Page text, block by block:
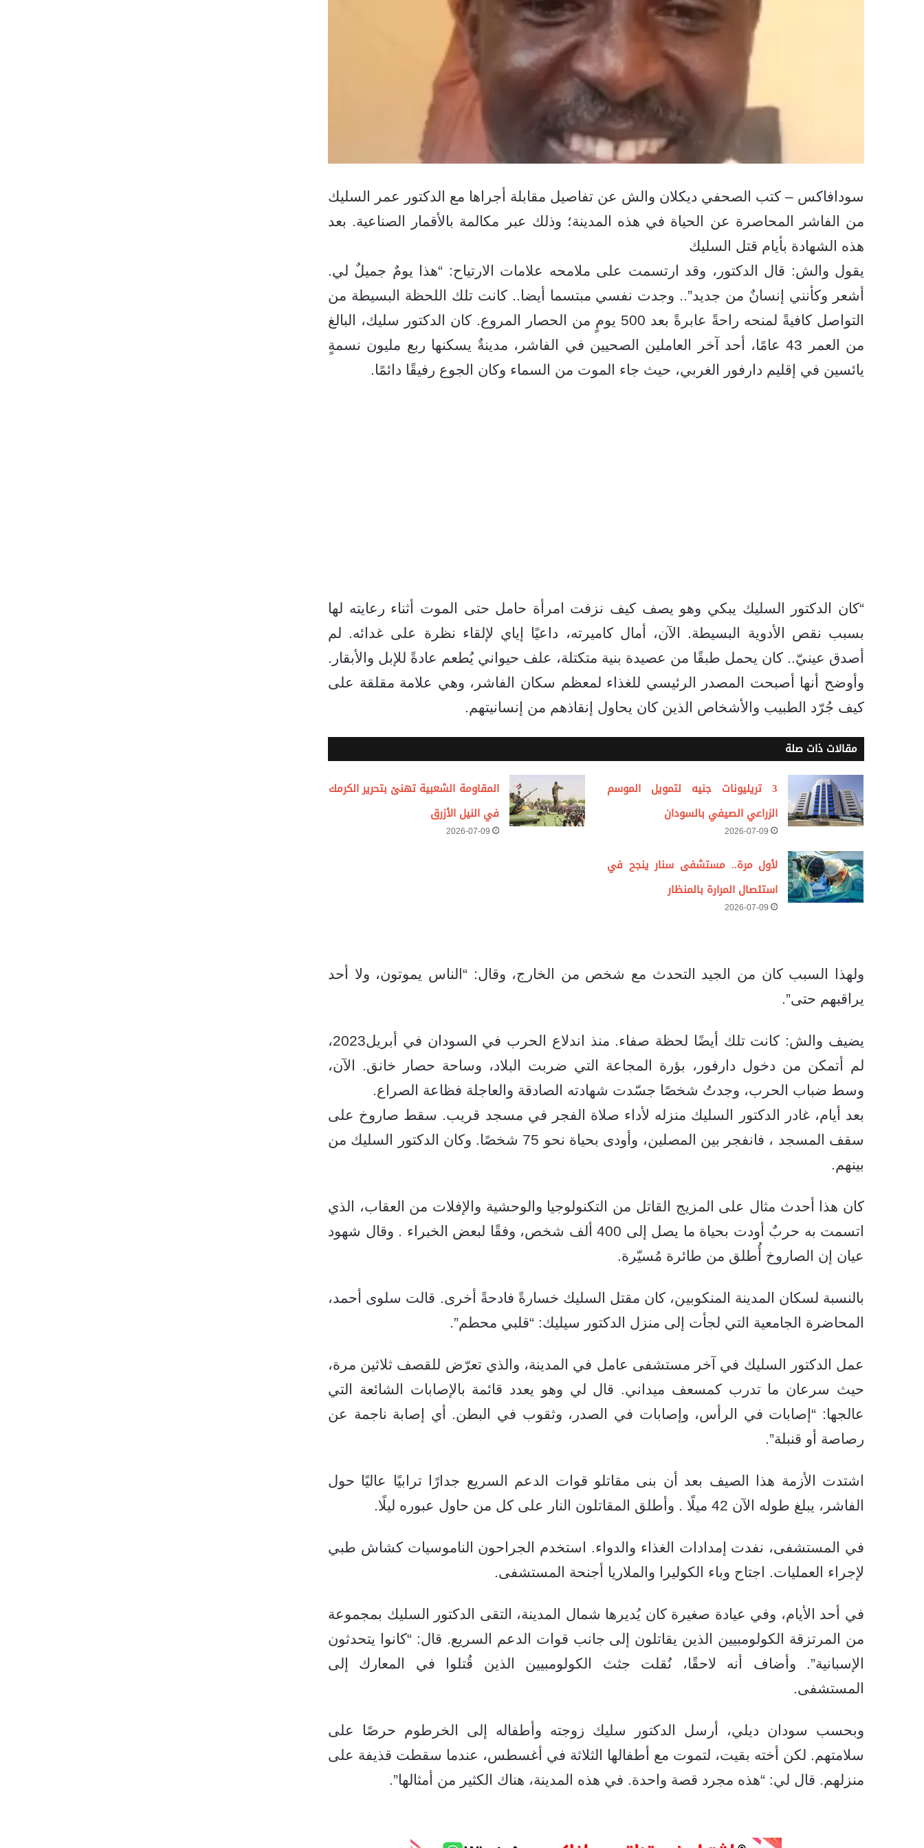
سودافاكس – كتب الصحفي ديكلان والش عن تفاصيل مقابلة أجراها مع الدكتور عمر السليك
من الفاشر المحاصرة عن الحياة في هذه المدينة؛ وذلك عبر مكالمة بالأقمار الصناعية. بعد
هذه الشهادة بأيام قتل السليك
يقول والش: قال الدكتور، وقد ارتسمت على ملامحه علامات الارتياح: “هذا يومٌ جميلٌ لي.
أشعر وكأنني إنسانٌ من جديد”.. وجدت نفسي مبتسما أيضا.. كانت تلك اللحظة البسيطة من
التواصل كافيةً لمنحه راحةً عابرةً بعد 500 يومٍ من الحصار المروع. كان الدكتور سليك، البالغ
من العمر 43 عامًا، أحد آخر العاملين الصحيين في الفاشر، مدينةٌ يسكنها ربع مليون نسمةٍ
يائسين في إقليم دارفور الغربي، حيث جاء الموت من السماء وكان الجوع رفيقًا دائمًا.
“كان الدكتور السليك يبكي وهو يصف كيف نزفت امرأة حامل حتى الموت أثناء رعايته لها
بسبب نقص الأدوية البسيطة. الآن، أمال كاميرته، داعيًا إياي لإلقاء نظرة على غدائه. لم
أصدق عينيّ.. كان يحمل طبقًا من عصيدة بنية متكتلة، علف حيواني يُطعم عادةً للإبل والأبقار.
وأوضح أنها أصبحت المصدر الرئيسي للغذاء لمعظم سكان الفاشر، وهي علامة مقلقة على
كيف جُرّد الطبيب والأشخاص الذين كان يحاول إنقاذهم من إنسانيتهم.
مقالات ذات صلة
3 تريليونات جنيه لتمويل الموسم
الزراعي الصيفي بالسودان
2026-07-09
المقاومة الشعبية تهنئ بتحرير الكرمك
في النيل الأزرق
2026-07-09
لأول مرة.. مستشفى سنار ينجح في
استئصال المرارة بالمنظار
2026-07-09
ولهذا السبب كان من الجيد التحدث مع شخص من الخارج، وقال: “الناس يموتون، ولا أحد
يراقبهم حتى”.
يضيف والش: كانت تلك أيضًا لحظة صفاء. منذ اندلاع الحرب في السودان في أبريل2023،
لم أتمكن من دخول دارفور، بؤرة المجاعة التي ضربت البلاد، وساحة حصار خانق. الآن،
وسط ضباب الحرب، وجدتُ شخصًا جسّدت شهادته الصادقة والعاجلة فظاعة الصراع.
بعد أيام، غادر الدكتور السليك منزله لأداء صلاة الفجر في مسجد قريب. سقط صاروخ على
سقف المسجد ، فانفجر بين المصلين، وأودى بحياة نحو 75 شخصًا. وكان الدكتور السليك من
بينهم.
كان هذا أحدث مثال على المزيج القاتل من التكنولوجيا والوحشية والإفلات من العقاب، الذي
اتسمت به حربٌ أودت بحياة ما يصل إلى 400 ألف شخص، وفقًا لبعض الخبراء . وقال شهود
عيان إن الصاروخ أُطلق من طائرة مُسيّرة.
بالنسبة لسكان المدينة المنكوبين، كان مقتل السليك خسارةً فادحةً أخرى. قالت سلوى أحمد،
المحاضرة الجامعية التي لجأت إلى منزل الدكتور سيليك: “قلبي محطم”.
عمل الدكتور السليك في آخر مستشفى عامل في المدينة، والذي تعرّض للقصف ثلاثين مرة،
حيث سرعان ما تدرب كمسعف ميداني. قال لي وهو يعدد قائمة بالإصابات الشائعة التي
عالجها: “إصابات في الرأس، وإصابات في الصدر، وثقوب في البطن. أي إصابة ناجمة عن
رصاصة أو قنبلة”.
اشتدت الأزمة هذا الصيف بعد أن بنى مقاتلو قوات الدعم السريع جدارًا ترابيًا عاليًا حول
الفاشر، يبلغ طوله الآن 42 ميلًا . وأطلق المقاتلون النار على كل من حاول عبوره ليلًا.
في المستشفى، نفدت إمدادات الغذاء والدواء. استخدم الجراحون الناموسيات كشاش طبي
لإجراء العمليات. اجتاح وباء الكوليرا والملاريا أجنحة المستشفى.
في أحد الأيام، وفي عيادة صغيرة كان يُديرها شمال المدينة، التقى الدكتور السليك بمجموعة
من المرتزقة الكولومبيين الذين يقاتلون إلى جانب قوات الدعم السريع. قال: “كانوا يتحدثون
الإسبانية”. وأضاف أنه لاحقًا، نُقلت جثث الكولومبيين الذين قُتلوا في المعارك إلى
المستشفى.
وبحسب سودان ديلي، أرسل الدكتور سليك زوجته وأطفاله إلى الخرطوم حرصًا على
سلامتهم. لكن أخته بقيت، لتموت مع أطفالها الثلاثة في أغسطس، عندما سقطت قذيفة على
منزلهم. قال لي: “هذه مجرد قصة واحدة. في هذه المدينة، هناك الكثير من أمثالها”.